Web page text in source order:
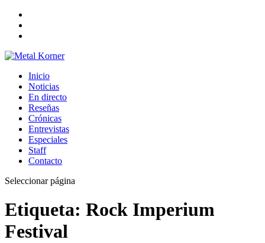
Inicio
Noticias
En directo
Reseñas
Crónicas
Entrevistas
Especiales
Staff
Contacto
Seleccionar página
Etiqueta: Rock Imperium
Festival